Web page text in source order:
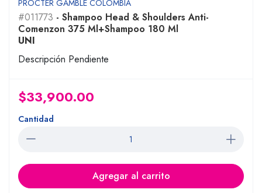
PROCTER GAMBLE COLOMBIA
#011773 - Shampoo Head & Shoulders Anti-
Comenzon 375 Ml+Shampoo 180 Ml
UNI
Descripción Pendiente
$33,900.00
Cantidad
Agregar al carrito